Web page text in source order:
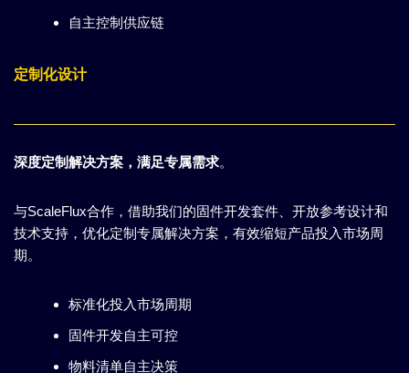
自主控制供应链
定制化设计
深度定制解决方案，满足专属需求。
与ScaleFlux合作，借助我们的固件开发套件、开放参考设计和
技术支持，优化定制专属解决方案，有效缩短产品投入市场周
期。
标准化投入市场周期
固件开发自主可控
物料清单自主决策